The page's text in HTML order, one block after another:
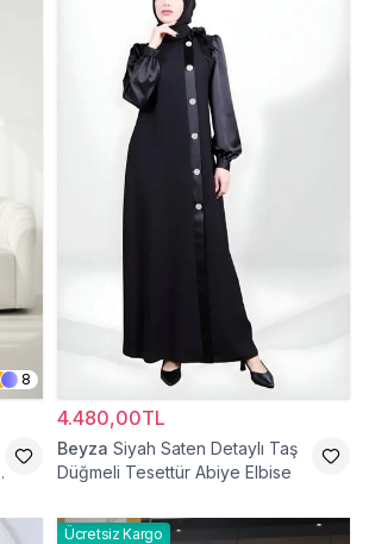
8
4.480,00TL
Beyza Siyah Saten Detaylı Taş
Düğmeli Tesettür Abiye Elbise
Ücretsiz Kargo